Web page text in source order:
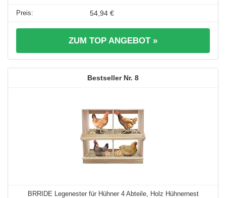
54,94 €
ZUM TOP ANGEBOT »
8
BRRIDE Legenester für Hühner 4 Abteile, Holz Hühnernest